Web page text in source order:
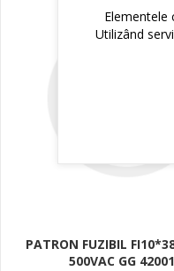
PATRON FUZIBIL
500VAC GG
Elementele
Utilizând